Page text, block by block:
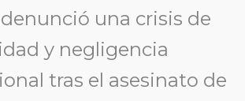
una crisis de
y negligencia
tras el asesinato de